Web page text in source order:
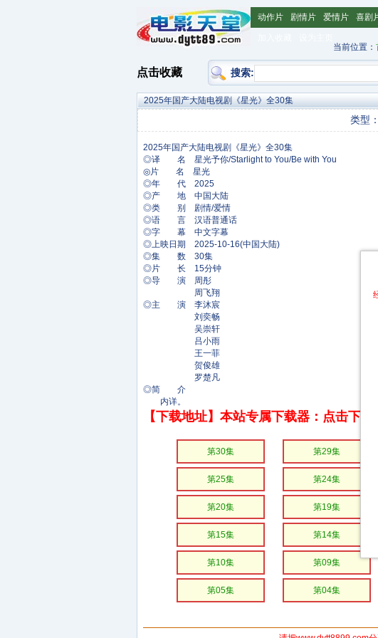
动作片 剧情片 爱情片 喜剧
当前位置：
点击收藏 搜索:
2025年国产大陆电视剧《星光》全30集
类型：
◎译 名 星光予你/Starlight to You/Be with You
◎片 名 星光
◎年 代 2025
◎产 地 中国大陆
◎类 别 剧情/爱情
◎语 言 汉语普通话
◎字 幕 中文字幕
◎上映日期 2025-10-16(中国大陆)
◎集 数 30集
◎片 长 15分钟
◎导 演 周彤
周飞翔
◎主 演 李沐宸
刘奕畅
吴崇轩
吕小雨
王一菲
贺俊雄
罗楚凡
◎简 介
内详。
【下载地址】本站专属下载器：点击下
第30集 第29集
第25集 第24集
第20集 第19集
第15集 第14集
第10集 第09集
第05集 第04集